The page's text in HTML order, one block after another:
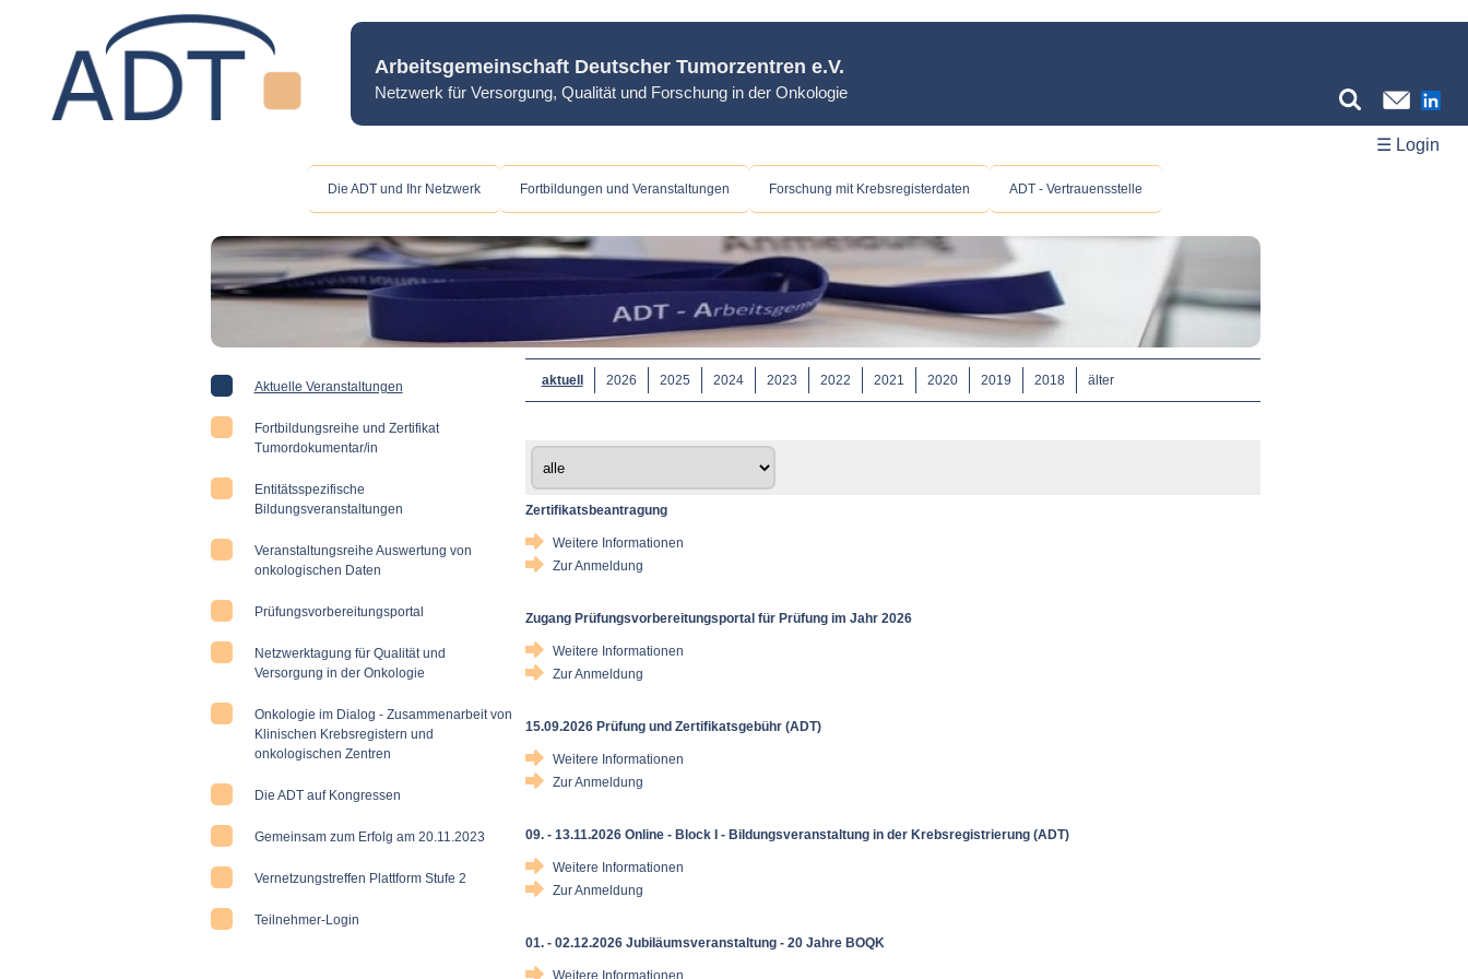
Arbeitsgemeinschaft Deutscher Tumorzentren e.V.
Netzwerk für Versorgung, Qualität und Forschung in der Onkologie
☰ Login
Die ADT und Ihr Netzwerk Fortbildungen und Veranstaltungen Forschung mit Krebsregisterdaten ADT - Vertrauensstelle
Aktuelle Veranstaltungen
Fortbildungsreihe und Zertifikat
Tumordokumentar/in
Entitätsspezifische
Bildungsveranstaltungen
Veranstaltungsreihe Auswertung von
onkologischen Daten
Prüfungsvorbereitungsportal
Netzwerktagung für Qualität und
Versorgung in der Onkologie
Onkologie im Dialog - Zusammenarbeit von
Klinischen Krebsregistern und
onkologischen Zentren
Die ADT auf Kongressen
Gemeinsam zum Erfolg am 20.11.2023
Vernetzungstreffen Plattform Stufe 2
Teilnehmer-Login
aktuell 2026 2025 2024 2023 2022 2021 2020 2019 2018 älter
Zertifikatsbeantragung
Weitere Informationen
Zur Anmeldung
Zugang Prüfungsvorbereitungsportal für Prüfung im Jahr 2026
Weitere Informationen
Zur Anmeldung
15.09.2026 Prüfung und Zertifikatsgebühr (ADT)
Weitere Informationen
Zur Anmeldung
09. - 13.11.2026 Online - Block I - Bildungsveranstaltung in der Krebsregistrierung (ADT)
Weitere Informationen
Zur Anmeldung
01. - 02.12.2026 Jubiläumsveranstaltung - 20 Jahre BOQK
Weitere Informationen